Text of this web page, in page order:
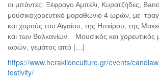
οι μπάντες: Ξέφραγο Αμπέλι, Κυρατζήδες,
μουσικοχορευτικό μαραθώνιο 4 ωρών, με
και χορούς του Αιγαίου, της Ηπείρου, της
και των Βαλκανίων. Μουσικός και χορευτικός
ωρών, γεμάτος από […]
https://www.heraklionculture.gr/events/
festivity/